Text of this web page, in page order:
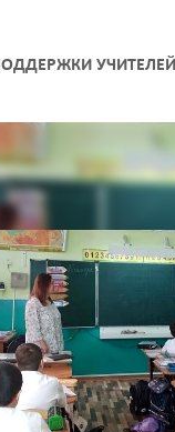
УЧИТЕЛЕЙ